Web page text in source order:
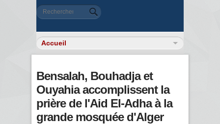
Formulaire de recherche
Rechercher
Bensalah, Bouhadja et
Ouyahia accomplissent la
prière de l'Aid El-Adha à la
grande mosquée d'Alger